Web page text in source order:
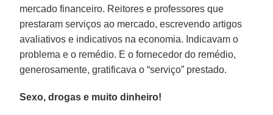
mercado financeiro. Reitores e professores que
prestaram serviços ao mercado, escrevendo artigos
avaliativos e indicativos na economia. Indicavam o
problema e o remédio. E o fornecedor do remédio,
generosamente, gratificava o “serviço” prestado.
Sexo, drogas e muito dinheiro!